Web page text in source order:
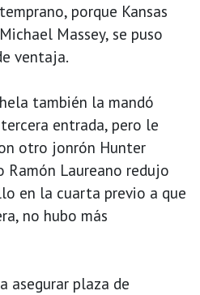
porque Kansas
Massey, se puso
ventaja.
también la mandó
entrada, pero le
otro jonrón Hunter
Ramón Laureano redujo
en la cuarta previo a que
no hubo más
asegurar plaza de